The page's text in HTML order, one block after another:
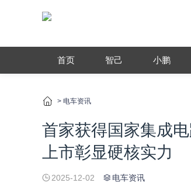
首页 智己 小鹏
> 电车资讯
首家获得国家集成
上市彰显硬核实力
2025-12-02 电车资讯